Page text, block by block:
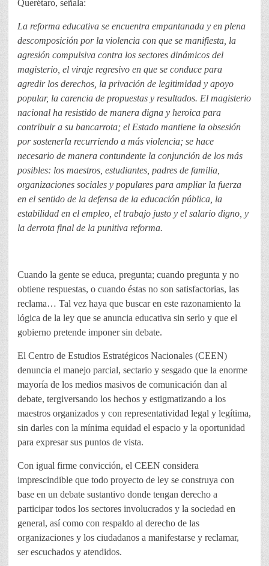
Querétaro, señala:
La reforma educativa se encuentra empantanada y en plena
descomposición por la violencia con que se manifiesta, la
agresión compulsiva contra los sectores dinámicos del
magisterio, el viraje regresivo en que se conduce para
agredir los derechos, la privación de legitimidad y apoyo
popular, la carencia de propuestas y resultados. El magisterio
nacional ha resistido de manera digna y heroica para
contribuir a su bancarrota; el Estado mantiene la obsesión
por sostenerla recurriendo a más violencia; se hace
necesario de manera contundente la conjunción de los más
posibles: los maestros, estudiantes, padres de familia,
organizaciones sociales y populares para ampliar la fuerza
en el sentido de la defensa de la educación pública, la
estabilidad en el empleo, el trabajo justo y el salario digno, y
la derrota final de la punitiva reforma.
Cuando la gente se educa, pregunta; cuando pregunta y no
obtiene respuestas, o cuando éstas no son satisfactorias, las
reclama… Tal vez haya que buscar en este razonamiento la
lógica de la ley que se anuncia educativa sin serlo y que el
gobierno pretende imponer sin debate.
El Centro de Estudios Estratégicos Nacionales (CEEN)
denuncia el manejo parcial, sectario y sesgado que la enorme
mayoría de los medios masivos de comunicación dan al
debate, tergiversando los hechos y estigmatizando a los
maestros organizados y con representatividad legal y legítima,
sin darles con la mínima equidad el espacio y la oportunidad
para expresar sus puntos de vista.
Con igual firme convicción, el CEEN considera
imprescindible que todo proyecto de ley se construya con
base en un debate sustantivo donde tengan derecho a
participar todos los sectores involucrados y la sociedad en
general, así como con respaldo al derecho de las
organizaciones y los ciudadanos a manifestarse y reclamar,
ser escuchados y atendidos.